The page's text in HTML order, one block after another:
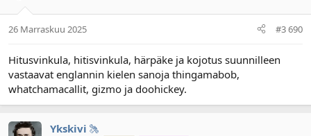
26 Marraskuu 2025 #3 690
Hitusvinkula, hitisvinkula, härpäke ja kojotus suunnilleen
vastaavat englannin kielen sanoja thingamabob,
whatchamacallit, gizmo ja doohickey.
Ykskivi